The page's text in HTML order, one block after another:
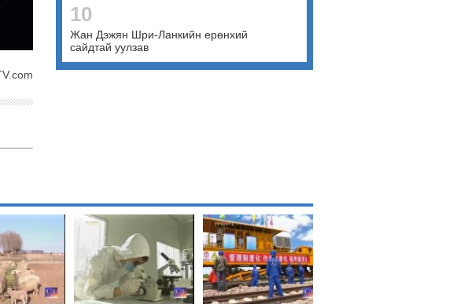
10
Жан Дэжян Шри-Ланкийн ерөнхий
сайдтай уулзав